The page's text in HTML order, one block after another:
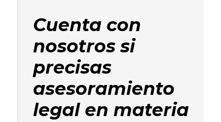
Cuenta con
nosotros si
precisas
asesoramiento
legal en materia